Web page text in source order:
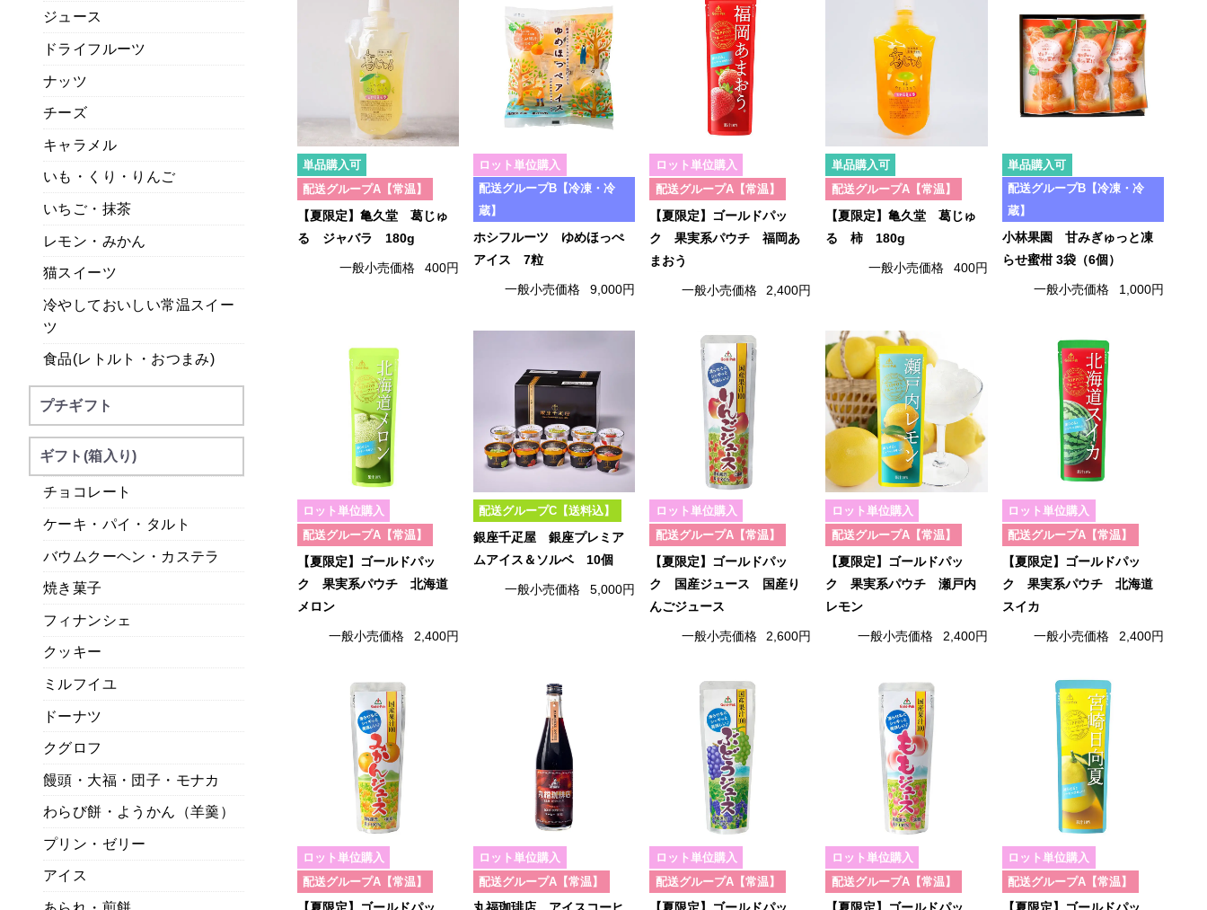
単品購入可
配送グループA【常温】
【夏限定】亀久堂 葛じゅ
る ジャバラ 180g
一般小売価格 400円
ロット単位購入
配送グループB【冷凍・冷
蔵】
ホシフルーツ ゆめほっぺ
アイス 7粒
一般小売価格 9,000円
ロット単位購入
配送グループA【常温】
【夏限定】ゴールドパッ
ク 果実系パウチ 福岡あ
まおう
一般小売価格 2,400円
単品購入可
配送グループA【常温】
【夏限定】亀久堂 葛じゅ
る 柿 180g
一般小売価格 400円
単品購入可
配送グループB【冷凍・冷
蔵】
小林果園 甘みぎゅっと凍
らせ蜜柑 3袋（6個）
一般小売価格 1,000円
ロット単位購入
配送グループA【常温】
【夏限定】ゴールドパッ
ク 果実系パウチ 北海道
メロン
一般小売価格 2,400円
配送グループC【送料込】
銀座千疋屋 銀座プレミア
ムアイス＆ソルベ 10個
一般小売価格 5,000円
ロット単位購入
配送グループA【常温】
【夏限定】ゴールドパッ
ク 国産ジュース 国産り
んごジュース
一般小売価格 2,600円
ロット単位購入
配送グループA【常温】
【夏限定】ゴールドパッ
ク 果実系パウチ 瀬戸内
レモン
一般小売価格 2,400円
ロット単位購入
配送グループA【常温】
【夏限定】ゴールドパッ
ク 果実系パウチ 北海道
スイカ
一般小売価格 2,400円
ロット単位購入
配送グループA【常温】
ロット単位購入
配送グループA【常温】
ロット単位購入
配送グループA【常温】
ロット単位購入
配送グループA【常温】
ロット単位購入
配送グループA【常温】
ジュース
ドライフルーツ
ナッツ
チーズ
キャラメル
いも・くり・りんご
いちご・抹茶
レモン・みかん
猫スイーツ
冷やしておいしい常温スイー
ツ
食品(レトルト・おつまみ)
プチギフト
ギフト(箱入り)
チョコレート
ケーキ・パイ・タルト
バウムクーヘン・カステラ
焼き菓子
フィナンシェ
クッキー
ミルフイユ
ドーナツ
クグロフ
饅頭・大福・団子・モナカ
わらび餅・ようかん（羊羹）
プリン・ゼリー
アイス